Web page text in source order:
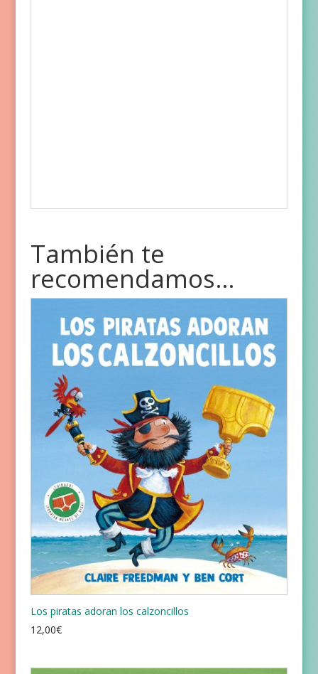
También te
recomendamos…
Los piratas adoran los calzoncillos
12,00€